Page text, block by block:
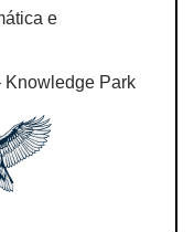
e
Knowledge Park